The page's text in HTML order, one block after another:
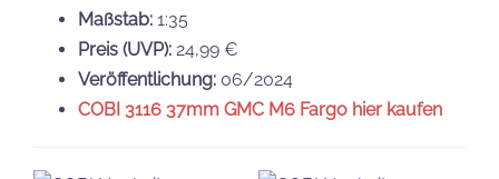
Maßstab: 1:35
Preis (UVP): 24,99 €
Veröffentlichung: 06/2024
COBI 3116 37mm GMC M6 Fargo hier kaufen